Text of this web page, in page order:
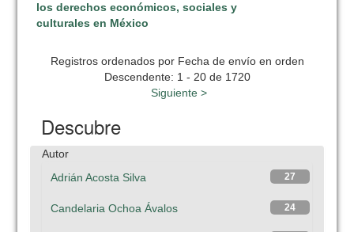
los derechos económicos, sociales y
culturales en México
Registros ordenados por Fecha de envío en orden
Descendente: 1 - 20 de 1720
Siguiente >
Descubre
Autor
27
Adrián Acosta Silva
24
Candelaria Ochoa Ávalos